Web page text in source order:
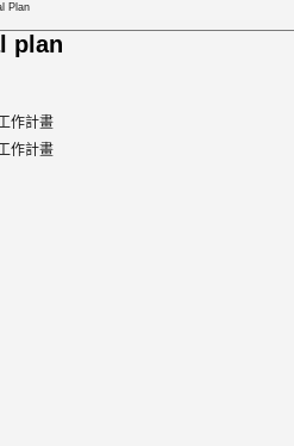
Plan
plan
作計畫
作計畫